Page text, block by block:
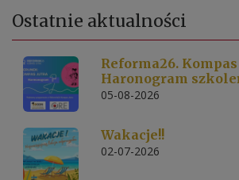
Ostatnie aktualności
Reforma26.
Haronogram
05-08-2026
Wakacje!!
02-07-2026